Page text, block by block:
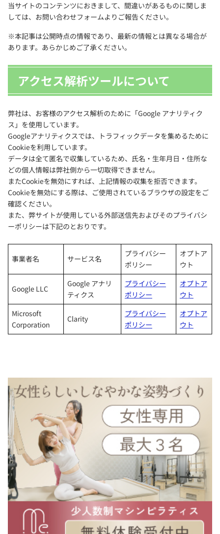
当サイトのコンテンツにおきまして、間違いがあるものに関しま
しては、お問い合わせフォームよりご報告ください。
※本記事は公開時点の情報であり、最新の情報とは異なる場合が
あります。あらかじめご了承ください。
アクセス解析ツールについて
弊社は、お客様のアクセス解析のために「Google アナリティク
ス」を使用しています。
Googleアナリティクスでは、トラフィックデータを集めるために
Cookieを利用しています。
データは全て匿名で収集しているため、氏名・生年月日・住所な
どの個人情報は弊社側から一切取得できません。
またCookieを無効にすれば、上記情報の収集を拒否できます。
Cookieを無効にする際は、ご使用されているブラウザの設定をご
確認ください。
また、弊サイトが使用している外部送信先およびそのプライバシ
ーポリシーは下記のとおりです。
事業者名 サービス名
プライバシー
ポリシー
オプトア
ウト
Google LLC
Google アナリ
ティクス
プライバシー
ポリシー
オプトア
ウト
Microsoft
Corporation
Clarity
プライバシー
ポリシー
オプトア
ウト